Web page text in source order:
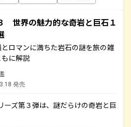
世界の魅力的な奇岩と巨石１
ロマンに満ちた岩石の謎を旅の雑
に解説
発売
ーズ第３弾は、謎だらけの奇岩と巨